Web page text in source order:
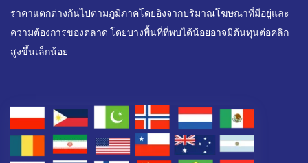
ราคาแตกต่างกันไปตามภูมิภาคโดยอิงจากปริมาณโฆษณาที่มีอยู่และ
ความต้องการของตลาด โดยบางพื้นที่ที่พบได้น้อยอาจมีต้นทุนต่อคลิก
สูงขึ้นเล็กน้อย